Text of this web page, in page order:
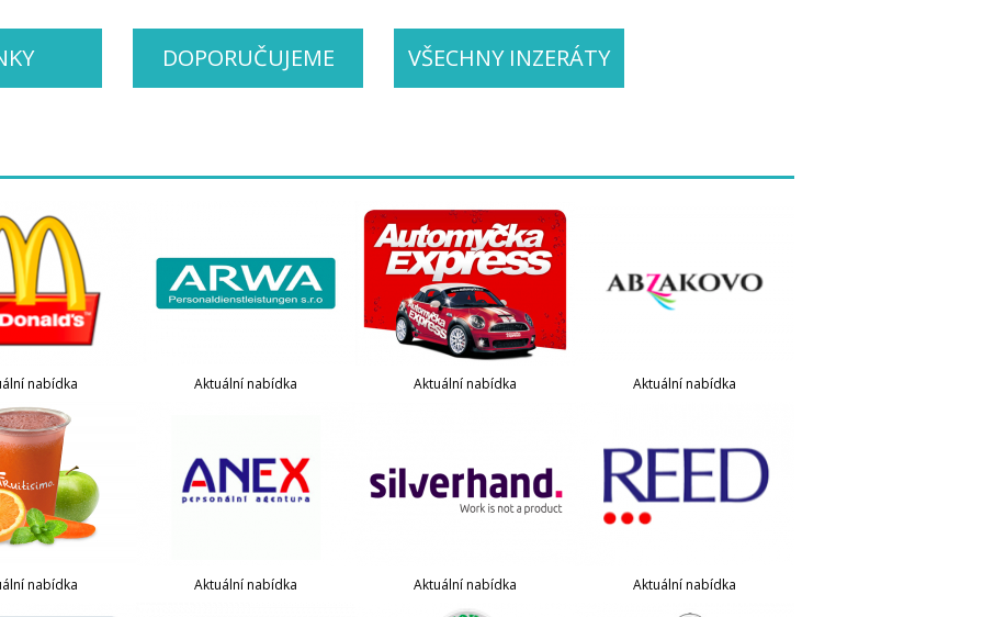
DOPORUČUJEME VŠECHNY INZERÁTY
nabídka Aktuální nabídka Aktuální nabídka Aktuální nabídka
nabídka Aktuální nabídka Aktuální nabídka Aktuální nabídka